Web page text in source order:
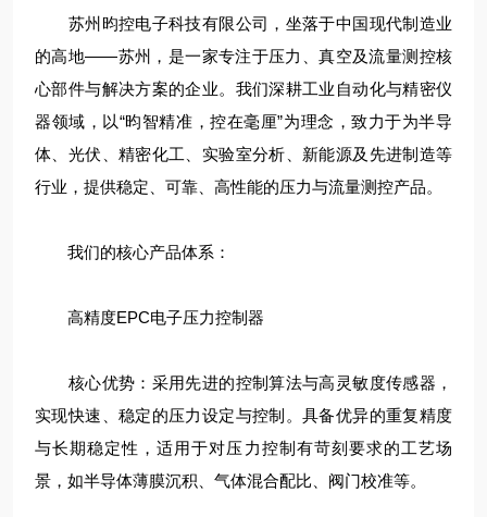
苏州昀控电子科技有限公司，坐落于中国现代制造业
的高地——苏州，是一家专注于压力、真空及流量测控核
心部件与解决方案的企业。我们深耕工业自动化与精密仪
器领域，以“昀智精准，控在毫厘”为理念，致力于为半导
体、光伏、精密化工、实验室分析、新能源及先进制造等
行业，提供稳定、可靠、高性能的压力与流量测控产品。
我们的核心产品体系：
高精度EPC电子压力控制器
核心优势：采用先进的控制算法与高灵敏度传感器，
实现快速、稳定的压力设定与控制。具备优异的重复精度
与长期稳定性，适用于对压力控制有苛刻要求的工艺场
景，如半导体薄膜沉积、气体混合配比、阀门校准等。